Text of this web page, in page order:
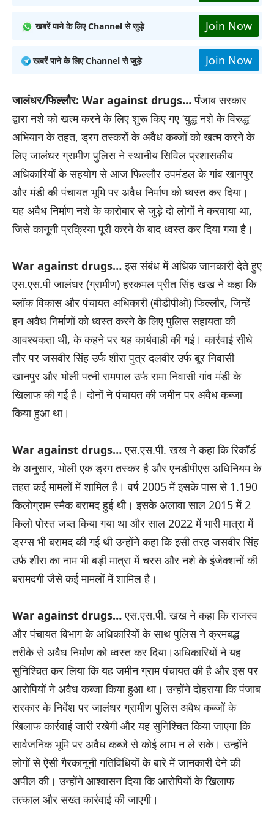
खबरें पाने के लिए Channel से जुड़े Join Now
खबरें पाने के लिए Channel से जुड़े Join Now
जालंधर/फिल्लौर: War against drugs… पंजाब सरकार
द्वारा नशे को खत्म करने के लिए शुरू किए गए ‘युद्ध नशे के विरुद्ध’
अभियान के तहत, ड्रग तस्करों के अवैध कब्जों को खत्म करने के
लिए जालंधर ग्रामीण पुलिस ने स्थानीय सिविल प्रशासकीय
अधिकारियों के सहयोग से आज फिल्लौर उपमंडल के गांव खानपुर
और मंडी की पंचायत भूमि पर अवैध निर्माण को ध्वस्त कर दिया।
यह अवैध निर्माण नशे के कारोबार से जुड़े दो लोगों ने करवाया था,
जिसे कानूनी प्रक्रिया पूरी करने के बाद ध्वस्त कर दिया गया है।
War against drugs…इस संबंध में अधिक जानकारी देते हुए
एस.एस.पी जालंधर (ग्रामीण) हरकमल प्रीत सिंह खख ने कहा कि
ब्लॉक विकास और पंचायत अधिकारी (बीडीपीओ) फिल्लौर, जिन्हें
इन अवैध निर्माणों को ध्वस्त करने के लिए पुलिस सहायता की
आवश्यकता थी, के कहने पर यह कार्यवाही की गई। कार्रवाई सीधे
तौर पर जसवीर सिंह उर्फ ​​शीरा पुत्र दलवीर उर्फ ​​बूर निवासी
खानपुर और भोली पत्नी रामपाल उर्फ ​​रामा निवासी गांव मंडी के
खिलाफ की गई है। दोनों ने पंचायत की जमीन पर अवैध कब्जा
किया हुआ था।
War against drugs…एस.एस.पी. खख ने कहा कि रिकॉर्ड
के अनुसार, भोली एक ड्रग तस्कर है और एनडीपीएस अधिनियम के
तहत कई मामलों में शामिल है। वर्ष 2005 में इसके पास से 1.190
किलोग्राम स्मैक बरामद हुई थी। इसके अलावा साल 2015 में 2
किलो पोस्त जब्त किया गया था और साल 2022 में भारी मात्रा में
ड्रग्स भी बरामद की गई थी उन्होंने कहा कि इसी तरह जसवीर सिंह
उर्फ ​​शीरा का नाम भी बड़ी मात्रा में चरस और नशे के इंजेक्शनों की
बरामदगी जैसे कई मामलों में शामिल है।
War against drugs…एस.एस.पी. खख ने कहा कि राजस्व
और पंचायत विभाग के अधिकारियों के साथ पुलिस ने क्रमबद्ध
तरीके से अवैध निर्माण को ध्वस्त कर दिया।अधिकारियों ने यह
सुनिश्चित कर लिया कि यह जमीन ग्राम पंचायत की है और इस पर
आरोपियों ने अवैध कब्जा किया हुआ था। उन्होंने दोहराया कि पंजाब
सरकार के निर्देश पर जालंधर ग्रामीण पुलिस अवैध कब्जों के
खिलाफ कार्रवाई जारी रखेगी और यह सुनिश्चित किया जाएगा कि
सार्वजनिक भूमि पर अवैध कब्जे से कोई लाभ न ले सके। उन्होंने
लोगों से ऐसी गैरकानूनी गतिविधियों के बारे में जानकारी देने की
अपील की। उन्होंने आश्वासन दिया कि आरोपियों के खिलाफ
तत्काल और सख्त कार्रवाई की जाएगी।